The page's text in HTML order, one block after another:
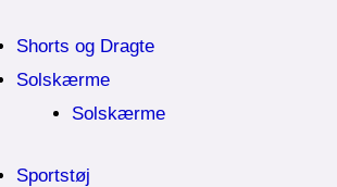
Shorts og Dragte
Solskærme
Solskærme
Sportstøj